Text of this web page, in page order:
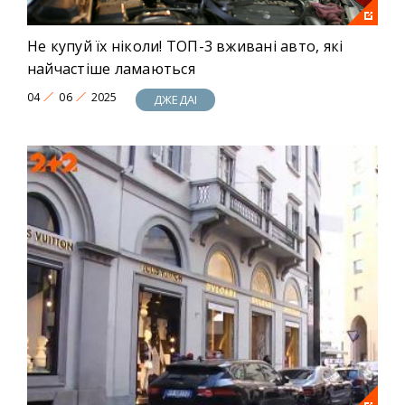
Не купуй їх ніколи! ТОП-3 вживані авто, які
найчастіше ламаються
04 06 2025 ДЖЕДАІ